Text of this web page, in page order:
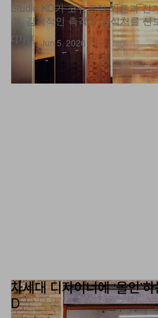
디자인
Studio KO가 코듀로이 커튼과 전
한, 감각적인 촉각의 안식처를 선
Jun 5, 2026
차세대 디자이너에 ‘올인’
D